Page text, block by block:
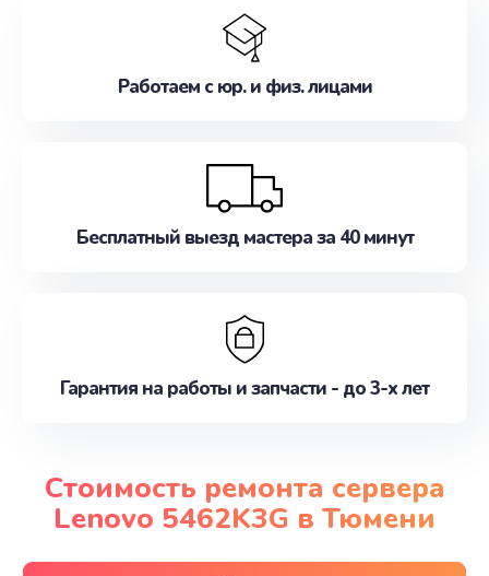
Работаем с юр. и физ. лицами
Бесплатный выезд мастера за 40 минут
Гарантия на работы и запчасти - до 3-х лет
Стоимость ремонта сервера
Lenovo 5462K3G в Тюмени